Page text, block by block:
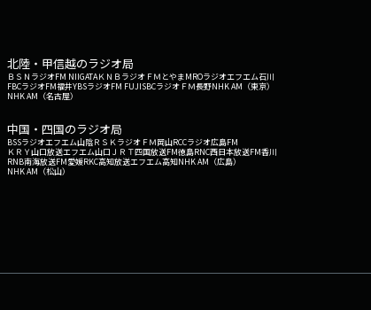
北陸・甲信越のラジオ局
ＢＳＮラジオFM NIIGATAＫＮＢラジオ ＦＭとやまMROラジオエフエム石川
FBCラジオFM福井YBSラジオFM FUJISBCラジオ ＦＭ長野NHK AM（東京）
NHK AM（名古屋）
中国・四国のラジオ局
BSSラジオエフエム山陰ＲＳＫラジオ ＦＭ岡山RCCラジオ広島FM
ＫＲＹ山口放送エフエム山口 ＪＲＴ四国放送FM徳島RNC西日本放送FM香川
RNB南海放送FM愛媛RKC高知放送エフエム高知NHK AM（広島）
NHK AM（松山）